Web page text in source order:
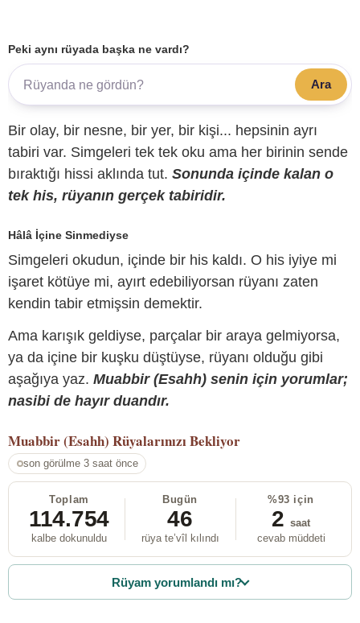
Peki aynı rüyada başka ne vardı?
Ara
Bir olay, bir nesne, bir yer, bir kişi... hepsinin ayrı
tabiri var. Simgeleri tek tek oku ama her birinin sende
bıraktığı hissi aklında tut. Sonunda içinde kalan o
tek his, rüyanın gerçek tabiridir.
Hâlâ İçine Sinmediyse
Simgeleri okudun, içinde bir his kaldı. O his iyiye mi
işaret kötüye mi, ayırt edebiliyorsan rüyanı zaten
kendin tabir etmişsin demektir.
Ama karışık geldiyse, parçalar bir araya gelmiyorsa,
ya da içine bir kuşku düştüyse, rüyanı olduğu gibi
aşağıya yaz. Muabbir (Esahh) senin için yorumlar;
nasibi de hayır duandır.
Muabbir (Esahh) Rüyalarınızı Bekliyor
son görülme 3 saat önce
Toplam
114.754
kalbe dokunuldu
Bugün
46
rüya te’vîl kılındı
%93 için
2 saat
cevab müddeti
Rüyam yorumlandı mı?